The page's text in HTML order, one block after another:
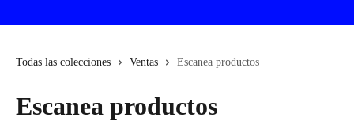
Todas las colecciones Ventas Escanea productos
Escanea productos